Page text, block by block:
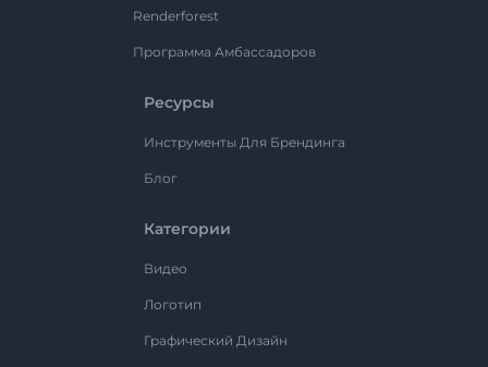
Renderforest
Программа Амбассадоров
Ресурсы
Инструменты Для Брендинга
Блог
Категории
Видео
Логотип
Графический Дизайн